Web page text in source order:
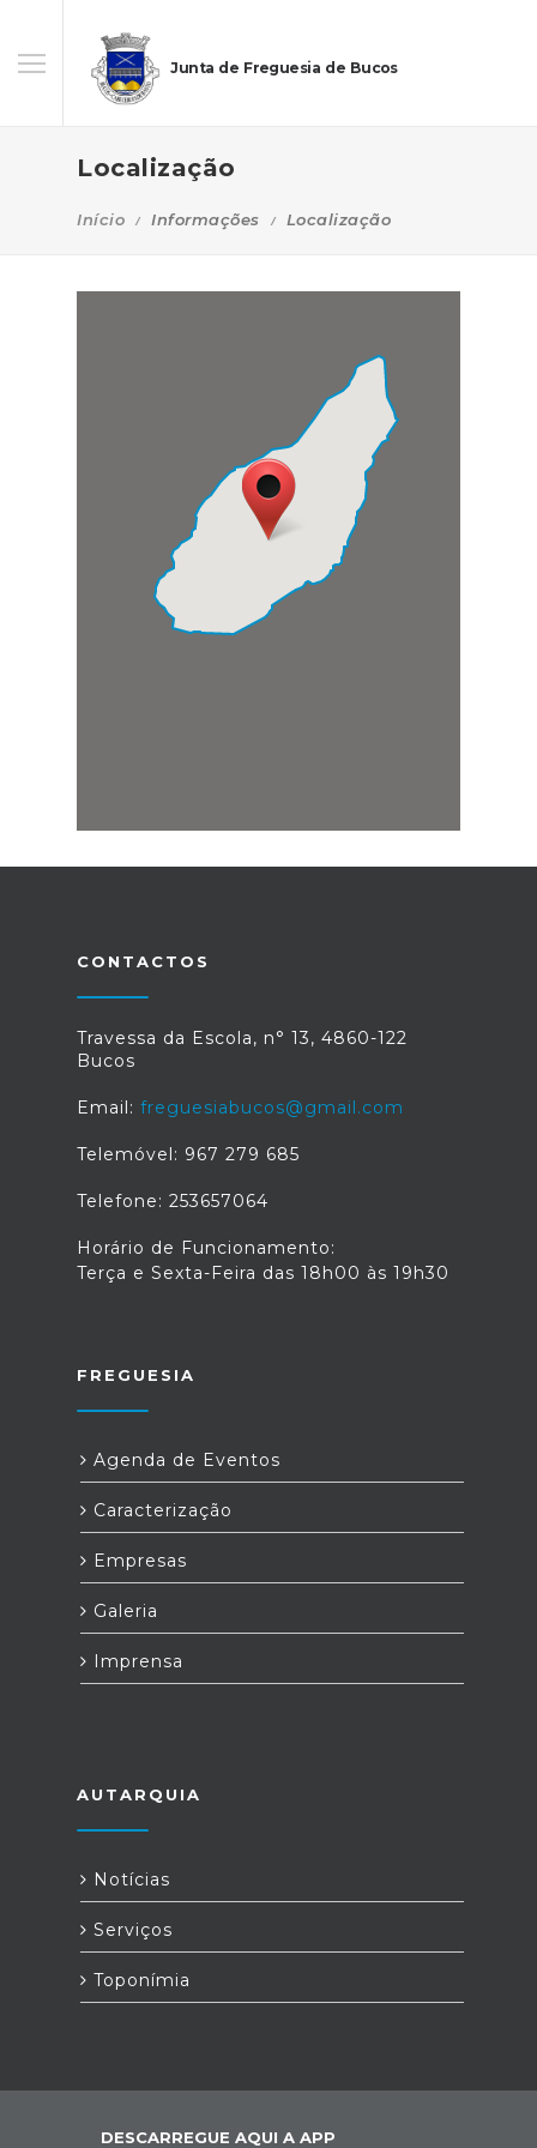
Junta de Freguesia de Bucos
Localização
Início Informações Localização
CONTACTOS
Travessa da Escola, n° 13, 4860-122
Bucos
Email: freguesiabucos@gmail.com
Telemóvel: 967 279 685
Telefone: 253657064
Horário de Funcionamento:
Terça e Sexta-Feira das 18h00 às 19h30
FREGUESIA
Agenda de Eventos
Caracterização
Empresas
Galeria
Imprensa
AUTARQUIA
Notícias
Serviços
Toponímia
DESCARREGUE AQUI A APP